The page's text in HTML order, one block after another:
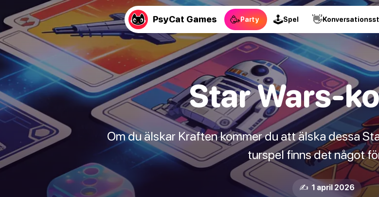
PsyCat Games 🥳Party 🕹Spel 👋
Star Wars-
Om du älskar Kraften kommer du att älska dessa
turspel finns det något
✍️ 1 april 2026